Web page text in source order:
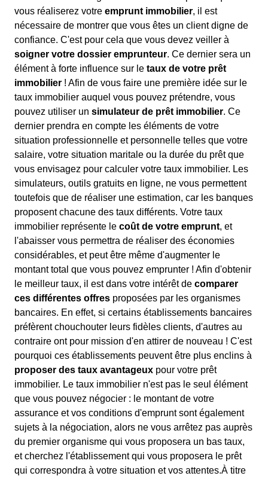
vous réaliserez votre emprunt immobilier, il est
nécessaire de montrer que vous êtes un client digne de
confiance. C'est pour cela que vous devez veiller à
soigner votre dossier emprunteur. Ce dernier sera un
élément à forte influence sur le taux de votre prêt
immobilier ! Afin de vous faire une première idée sur le
taux immobilier auquel vous pouvez prétendre, vous
pouvez utiliser un simulateur de prêt immobilier. Ce
dernier prendra en compte les éléments de votre
situation professionnelle et personnelle telles que votre
salaire, votre situation maritale ou la durée du prêt que
vous envisagez pour calculer votre taux immobilier. Les
simulateurs, outils gratuits en ligne, ne vous permettent
toutefois que de réaliser une estimation, car les banques
proposent chacune des taux différents. Votre taux
immobilier représente le coût de votre emprunt, et
l'abaisser vous permettra de réaliser des économies
considérables, et peut être même d'augmenter le
montant total que vous pouvez emprunter ! Afin d'obtenir
le meilleur taux, il est dans votre intérêt de comparer
ces différentes offres proposées par les organismes
bancaires. En effet, si certains établissements bancaires
préfèrent chouchouter leurs fidèles clients, d'autres au
contraire ont pour mission d'en attirer de nouveau ! C'est
pourquoi ces établissements peuvent être plus enclins à
proposer des taux avantageux pour votre prêt
immobilier. Le taux immobilier n'est pas le seul élément
que vous pouvez négocier : le montant de votre
assurance et vos conditions d'emprunt sont également
sujets à la négociation, alors ne vous arrêtez pas auprès
du premier organisme qui vous proposera un bas taux,
et cherchez l'établissement qui vous proposera le prêt
qui correspondra à votre situation et vos attentes.À titre